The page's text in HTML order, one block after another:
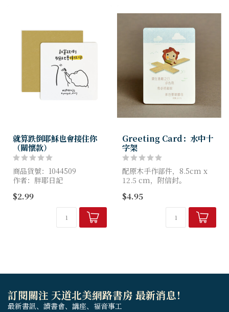
就算跌倒耶穌也會接住你
（關懷款）
商品貨號：1044509
作者：胖耶日記
$2.99
Greeting Card：水中十
字架
配原木手作部件，8.5cm x
12.5 cm，附信封。
$4.95
訂閱關注 天道北美網路書房 最新消息！
最新書訊、讀書會、講座、福音事工